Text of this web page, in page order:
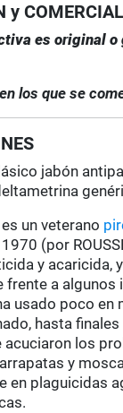
y
es original o
los que se
jabón
es un veterano
(por
y acaricida,
frente a algunos
usado poco en
hasta
acuciaron los
y
en plaguicidas